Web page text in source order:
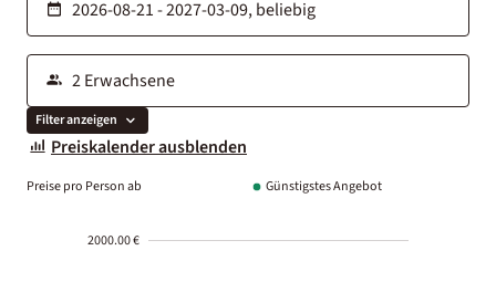
Filter anzeigen
Preiskalender ausblenden
Preise pro Person ab Günstigstes Angebot
2000.00 €